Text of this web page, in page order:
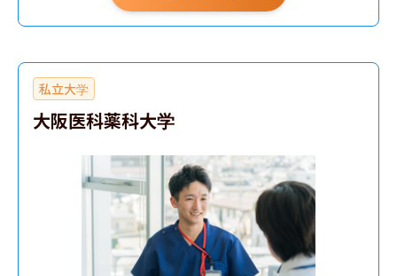
私立大学
大阪医科薬科大学